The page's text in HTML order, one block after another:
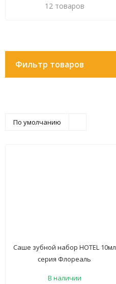
12 товаров
Фильтр товаров
По умолчанию
Саше зубной набор HOTEL 10мл
серия Флореаль
В наличии